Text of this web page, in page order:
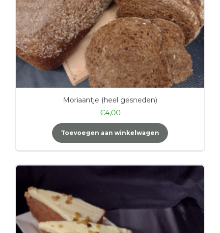
Moriaantje (heel gesneden)
€4,00
Toevoegen aan winkelwagen